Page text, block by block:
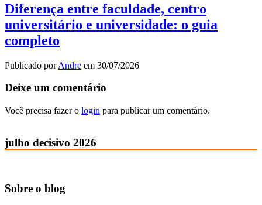
Diferença entre faculdade, centro
universitário e universidade: o guia
completo
Publicado porAndre em 30/07/2026
Deixe um comentário
Você precisa fazer o login para publicar um comentário.
julho decisivo 2026
Sobre o blog